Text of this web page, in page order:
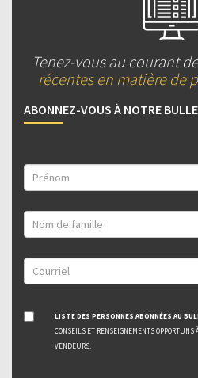
Tenez-vous au courant
récentes en matière de
ABONNEZ-VOUS À NOTRE
LISTE DES PERSONNES ABONNÉES AU
CONSEILS ET RENSEIGNEMENTS
VENDEURS.